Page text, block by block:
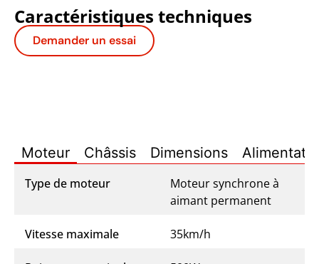
Caractéristiques techniques
Demander un essai
Moteur Châssis Dimensions
Type de moteur
Moteur synchrone à
aimant permanent
Vitesse maximale 35km/h